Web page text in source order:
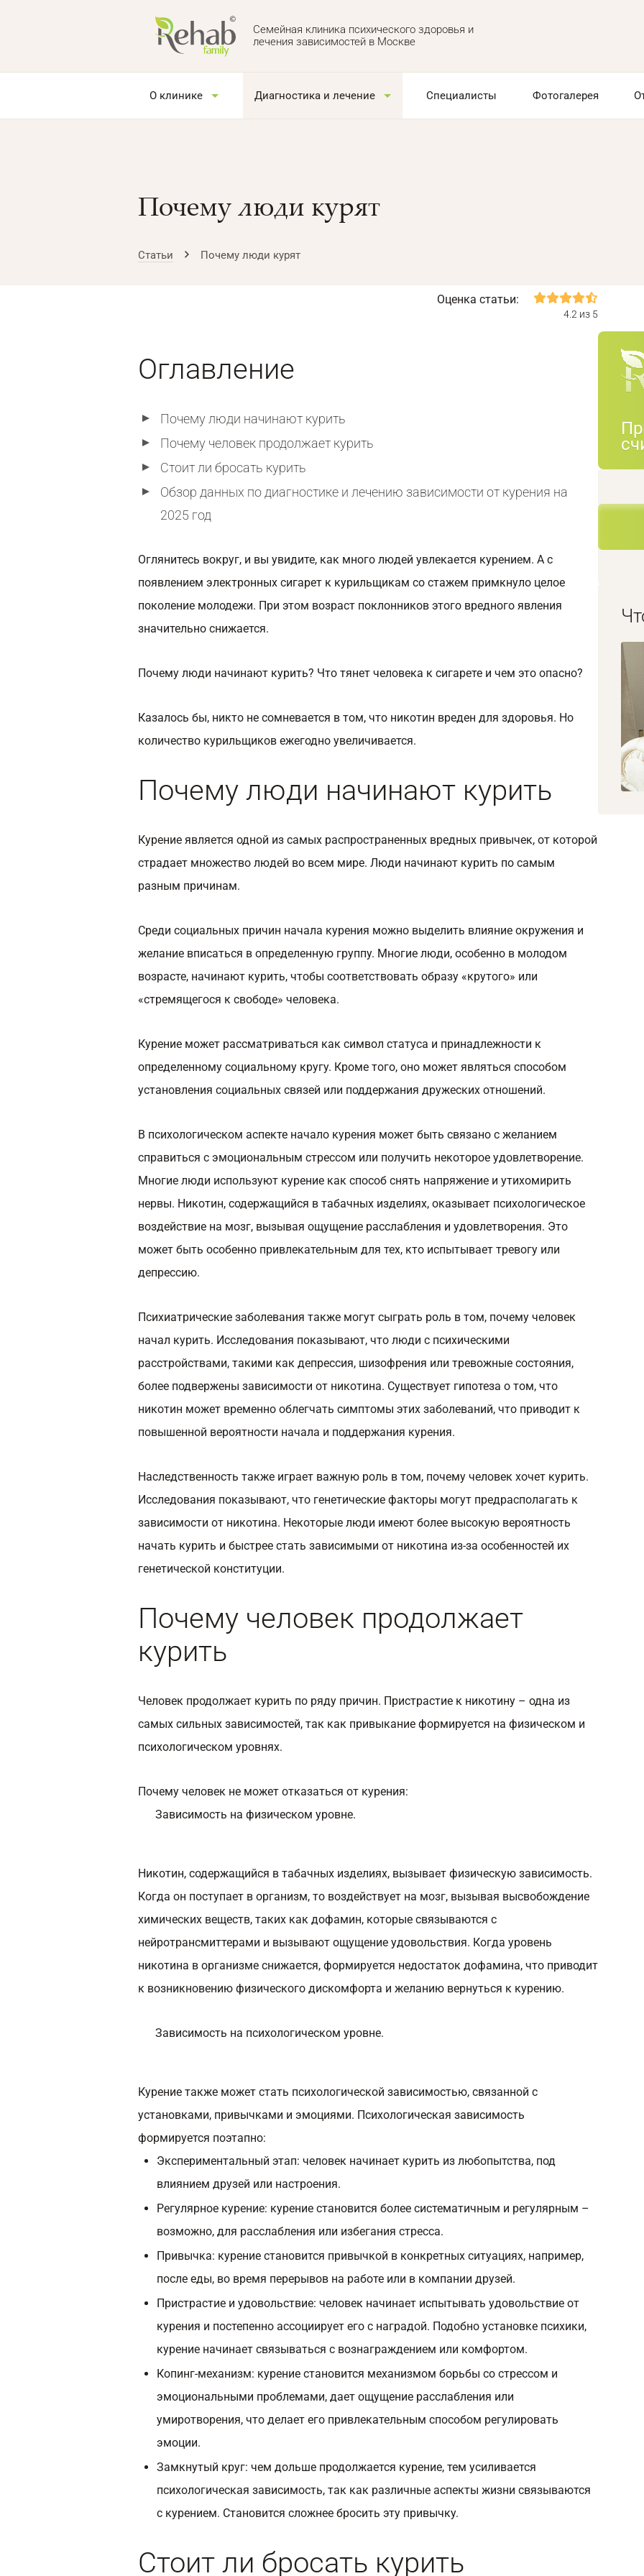
Семейная клиника психического здоровья и
лечения зависимостей в Москве
О клинике Диагностика и лечение Специалисты Фотогалерея
Почему люди курят
Статьи Почему люди курят
Оценка статьи:
4.2 из 5
Оглавление
Почему люди начинают курить
Почему человек продолжает курить
Стоит ли бросать курить
Обзор данных по диагностике и лечению зависимости от курения на
2025 год
Оглянитесь вокруг, и вы увидите, как много людей увлекается курением. А с
появлением электронных сигарет к курильщикам со стажем примкнуло целое
поколение молодежи. При этом возраст поклонников этого вредного явления
значительно снижается.
Почему люди начинают курить? Что тянет человека к сигарете и чем это опасно?
Казалось бы, никто не сомневается в том, что никотин вреден для здоровья. Но
количество курильщиков ежегодно увеличивается.
Почему люди начинают курить
Курение является одной из самых распространенных вредных привычек, от которой
страдает множество людей во всем мире. Люди начинают курить по самым
разным причинам.
Среди социальных причин начала курения можно выделить влияние окружения и
желание вписаться в определенную группу. Многие люди, особенно в молодом
возрасте, начинают курить, чтобы соответствовать образу «крутого» или
«стремящегося к свободе» человека.
Курение может рассматриваться как символ статуса и принадлежности к
определенному социальному кругу. Кроме того, оно может являться способом
установления социальных связей или поддержания дружеских отношений.
В психологическом аспекте начало курения может быть связано с желанием
справиться с эмоциональным стрессом или получить некоторое удовлетворение.
Многие люди используют курение как способ снять напряжение и утихомирить
нервы. Никотин, содержащийся в табачных изделиях, оказывает психологическое
воздействие на мозг, вызывая ощущение расслабления и удовлетворения. Это
может быть особенно привлекательным для тех, кто испытывает тревогу или
депрессию.
Психиатрические заболевания также могут сыграть роль в том, почему человек
начал курить. Исследования показывают, что люди с психическими
расстройствами, такими как депрессия, шизофрения или тревожные состояния,
более подвержены зависимости от никотина. Существует гипотеза о том, что
никотин может временно облегчать симптомы этих заболеваний, что приводит к
повышенной вероятности начала и поддержания курения.
Наследственность также играет важную роль в том, почему человек хочет курить.
Исследования показывают, что генетические факторы могут предрасполагать к
зависимости от никотина. Некоторые люди имеют более высокую вероятность
начать курить и быстрее стать зависимыми от никотина из-за особенностей их
генетической конституции.
Почему человек продолжает
курить
Человек продолжает курить по ряду причин. Пристрастие к никотину – одна из
самых сильных зависимостей, так как привыкание формируется на физическом и
психологическом уровнях.
Почему человек не может отказаться от курения:
Зависимость на физическом уровне.
Никотин, содержащийся в табачных изделиях, вызывает физическую зависимость.
Когда он поступает в организм, то воздействует на мозг, вызывая высвобождение
химических веществ, таких как дофамин, которые связываются с
нейротрансмиттерами и вызывают ощущение удовольствия. Когда уровень
никотина в организме снижается, формируется недостаток дофамина, что приводит
к возникновению физического дискомфорта и желанию вернуться к курению.
Зависимость на психологическом уровне.
Курение также может стать психологической зависимостью, связанной с
установками, привычками и эмоциями. Психологическая зависимость
формируется поэтапно:
Экспериментальный этап: человек начинает курить из любопытства, под
влиянием друзей или настроения.
Регулярное курение: курение становится более систематичным и регулярным –
возможно, для расслабления или избегания стресса.
Привычка: курение становится привычкой в конкретных ситуациях, например,
после еды, во время перерывов на работе или в компании друзей.
Пристрастие и удовольствие: человек начинает испытывать удовольствие от
курения и постепенно ассоциирует его с наградой. Подобно установке психики,
курение начинает связываться с вознаграждением или комфортом.
Копинг-механизм: курение становится механизмом борьбы со стрессом и
эмоциональными проблемами, дает ощущение расслабления или
умиротворения, что делает его привлекательным способом регулировать
эмоции.
Замкнутый круг: чем дольше продолжается курение, тем усиливается
психологическая зависимость, так как различные аспекты жизни связываются
с курением. Становится сложнее бросить эту привычку.
Стоит ли бросать курить